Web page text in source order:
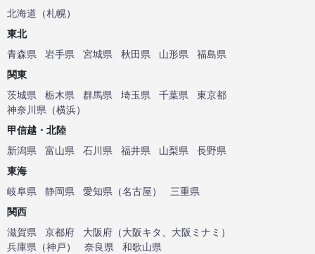
北海道 （札幌）
東北
青森県
岩手県 宮城県 秋田県 山形県
福島県
関東
茨城県
栃木県 群馬県 埼玉県 千葉県
東京都
神奈川県 （横浜）
甲信越・北陸
新潟県
富山県 石川県 福井県 山梨県
長野県
東海
岐阜県
静岡県 愛知県 （名古屋）
三重県
関西
滋賀県
京都府 大阪府 （大阪キタ 大阪ミナミ ）
兵庫県 （神戸） 奈良県
和歌山県